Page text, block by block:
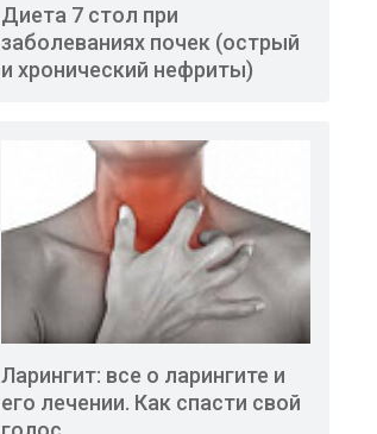
Диета 7 стол при
заболеваниях почек (острый
и хронический нефриты)
Ларингит: все о ларингите и
его лечении. Как спасти свой